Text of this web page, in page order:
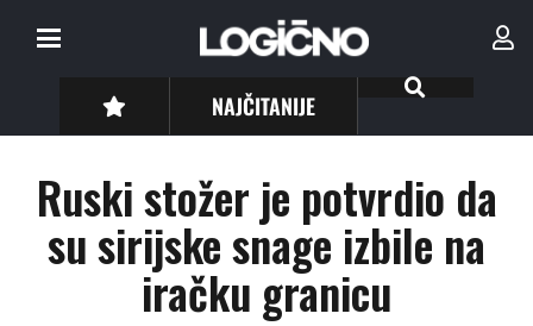
NAJČITANIJE
Ruski stožer je potvrdio da
su sirijske snage izbile na
iračku granicu